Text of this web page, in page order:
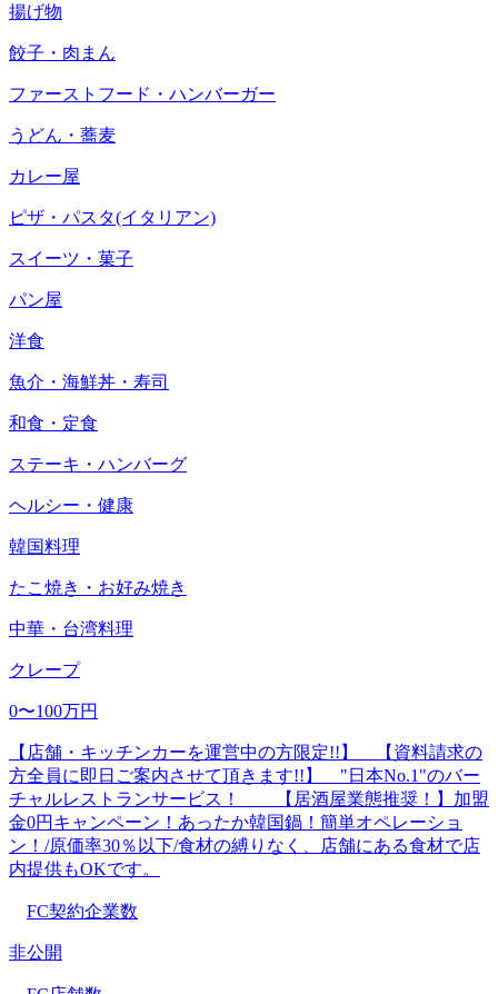
揚げ物
餃子・肉まん
ファーストフード・ハンバーガー
うどん・蕎麦
カレー屋
ピザ・パスタ(イタリアン)
スイーツ・菓子
パン屋
洋食
魚介・海鮮丼・寿司
和食・定食
ステーキ・ハンバーグ
ヘルシー・健康
韓国料理
たこ焼き・お好み焼き
中華・台湾料理
クレープ
0〜100万円
【店舗・キッチンカーを運営中の方限定!!】 【資料請求の
方全員に即日ご案内させて頂きます!!】 "日本No.1"のバー
チャルレストランサービス！ 【居酒屋業態推奨！】加盟
金0円キャンペーン！あったか韓国鍋！簡単オペレーショ
ン！/原価率30％以下/食材の縛りなく、店舗にある食材で店
内提供もOKです。
FC契約企業数
非公開